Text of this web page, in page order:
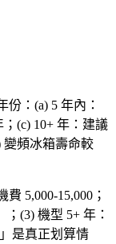
份：(a) 5 年內：
(c) 10+ 年：建議
變頻冰箱壽命較
費 5,000-15,000；
(3) 機型 5+ 年：
是真正划算情